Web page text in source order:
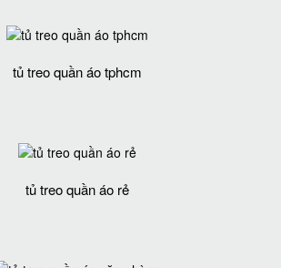
tủ treo quần áo tphcm
tủ treo quần áo rẻ